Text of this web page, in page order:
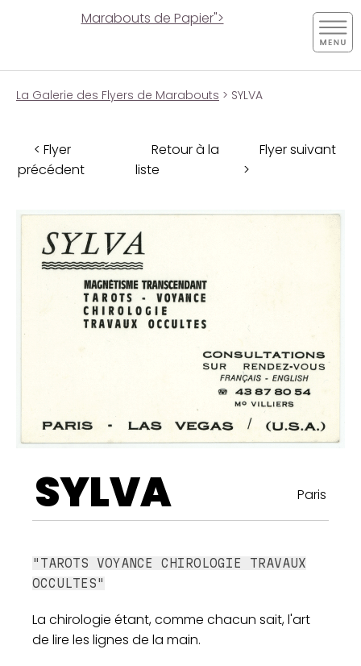
Marabouts de Papier">
La Galerie des Flyers de Marabouts > SYLVA
< Flyer
précédent
Retour à la
liste
Flyer suivant
>
SYLVA Paris
"TAROTS VOYANCE CHIROLOGIE TRAVAUX
OCCULTES"
La chirologie étant, comme chacun sait, l'art
de lire les lignes de la main.